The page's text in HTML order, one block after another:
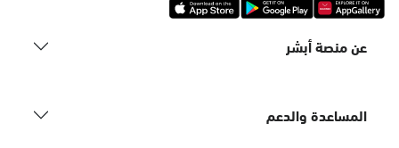
عن منصة أبشر
المساعدة والدعم